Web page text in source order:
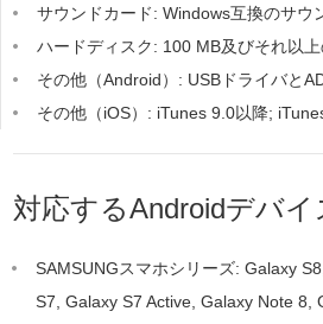
サウンドカード: Windows互換のサウ
ハードディスク: 100 MB及びそれ以
その他（Android）: USBドライバと
その他（iOS）: iTunes 9.0以降;
対応するAndroidデバ
SAMSUNGスマホシリーズ: Galaxy
S7, Galaxy S7 Active, Galaxy Note 8,